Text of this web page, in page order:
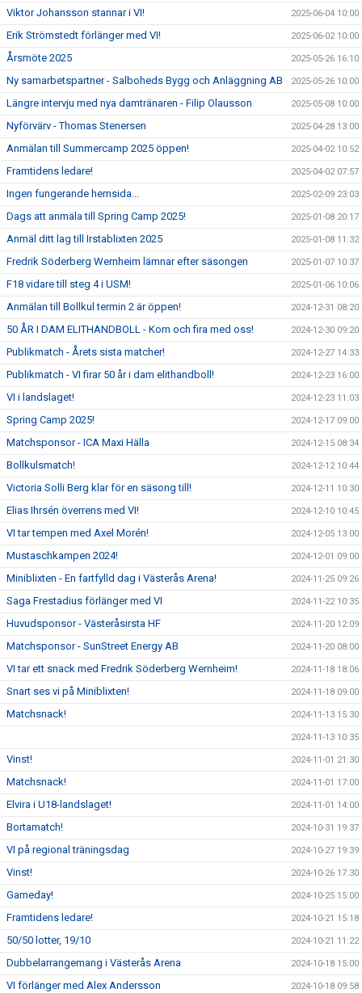
Viktor Johansson stannar i VI! 2025-06-04 10:00
Erik Strömstedt förlänger med VI! 2025-06-02 10:00
Årsmöte 2025 2025-05-26 16:10
Ny samarbetspartner - Salboheds Bygg och Anläggning AB 2025-05-26 10:00
Längre intervju med nya damtränaren - Filip Olausson 2025-05-08 10:00
Nyförvärv - Thomas Stenersen 2025-04-28 13:00
Anmälan till Summercamp 2025 öppen! 2025-04-02 10:52
Framtidens ledare! 2025-04-02 07:57
Ingen fungerande hemsida... 2025-02-09 23:03
Dags att anmäla till Spring Camp 2025! 2025-01-08 20:17
Anmäl ditt lag till Irstablixten 2025 2025-01-08 11:32
Fredrik Söderberg Wernheim lämnar efter säsongen 2025-01-07 10:37
F18 vidare till steg 4 i USM! 2025-01-06 10:06
Anmälan till Bollkul termin 2 är öppen! 2024-12-31 08:20
50 ÅR I DAM ELITHANDBOLL - Kom och fira med oss! 2024-12-30 09:20
Publikmatch - Årets sista matcher! 2024-12-27 14:33
Publikmatch - VI firar 50 år i dam elithandboll! 2024-12-23 16:00
VI i landslaget! 2024-12-23 11:03
Spring Camp 2025! 2024-12-17 09:00
Matchsponsor - ICA Maxi Hälla 2024-12-15 08:34
Bollkulsmatch! 2024-12-12 10:44
Victoria Solli Berg klar för en säsong till! 2024-12-11 10:30
Elias Ihrsén överrens med VI! 2024-12-10 10:45
VI tar tempen med Axel Morén! 2024-12-05 13:00
Mustaschkampen 2024! 2024-12-01 09:00
Miniblixten - En fartfylld dag i Västerås Arena! 2024-11-25 09:26
Saga Frestadius förlänger med VI 2024-11-22 10:35
Huvudsponsor - Västeråsirsta HF 2024-11-20 12:09
Matchsponsor - SunStreet Energy AB 2024-11-20 08:00
VI tar ett snack med Fredrik Söderberg Wernheim! 2024-11-18 18:06
Snart ses vi på Miniblixten! 2024-11-18 09:00
Matchsnack! 2024-11-13 15:30
2024-11-13 10:35
Vinst! 2024-11-01 21:30
Matchsnack! 2024-11-01 17:00
Elvira i U18-landslaget! 2024-11-01 14:00
Bortamatch! 2024-10-31 19:37
VI på regional träningsdag 2024-10-27 19:39
Vinst! 2024-10-26 17:30
Gameday! 2024-10-25 15:00
Framtidens ledare! 2024-10-21 15:18
50/50 lotter, 19/10 2024-10-21 11:22
Dubbelarrangemang i Västerås Arena 2024-10-18 15:00
VI förlänger med Alex Andersson 2024-10-18 09:58